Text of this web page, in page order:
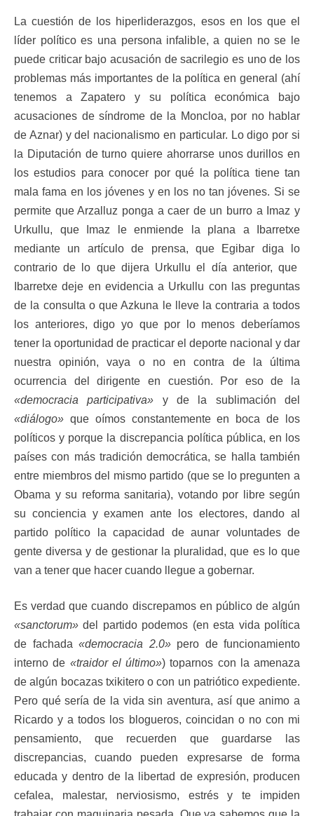
La cuestión de los hiperliderazgos, esos en los que el
líder político es una persona infalible, a quien no se le
puede criticar bajo acusación de sacrilegio es uno de los
problemas más importantes de la política en general (ahí
tenemos a Zapatero y su política económica bajo
acusaciones de síndrome de la Moncloa, por no hablar
de Aznar) y del nacionalismo en particular. Lo digo por si
la Diputación de turno quiere ahorrarse unos durillos en
los estudios para conocer por qué la política tiene tan
mala fama en los jóvenes y en los no tan jóvenes. Si se
permite que Arzalluz ponga a caer de un burro a Imaz y
Urkullu, que Imaz le enmiende la plana a Ibarretxe
mediante un artículo de prensa, que Egibar diga lo
contrario de lo que dijera Urkullu el día anterior, que
Ibarretxe deje en evidencia a Urkullu con las preguntas
de la consulta o que Azkuna le lleve la contraria a todos
los anteriores, digo yo que por lo menos deberíamos
tener la oportunidad de practicar el deporte nacional y dar
nuestra opinión, vaya o no en contra de la última
ocurrencia del dirigente en cuestión. Por eso de la
«democracia participativa» y de la sublimación del
«diálogo» que oímos constantemente en boca de los
políticos y porque la discrepancia política pública, en los
países con más tradición democrática, se halla también
entre miembros del mismo partido (que se lo pregunten a
Obama y su reforma sanitaria), votando por libre según
su conciencia y examen ante los electores, dando al
partido político la capacidad de aunar voluntades de
gente diversa y de gestionar la pluralidad, que es lo que
van a tener que hacer cuando llegue a gobernar.
Es verdad que cuando discrepamos en público de algún
«sanctorum» del partido podemos (en esta vida política
de fachada «democracia 2.0»pero de funcionamiento
interno de «traidor el último») toparnos con la amenaza
de algún bocazas txikitero o con un patriótico expediente.
Pero qué sería de la vida sin aventura, así que animo a
Ricardo y a todos los blogueros, coincidan o no con mi
pensamiento, que recuerden que guardarse las
discrepancias, cuando pueden expresarse de forma
educada y dentro de la libertad de expresión, producen
cefalea, malestar, nerviosismo, estrés y te impiden